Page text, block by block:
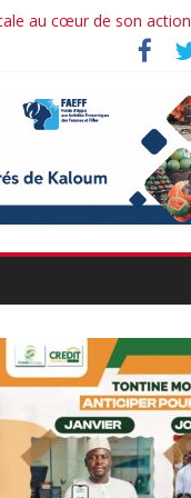
au cœur de son action